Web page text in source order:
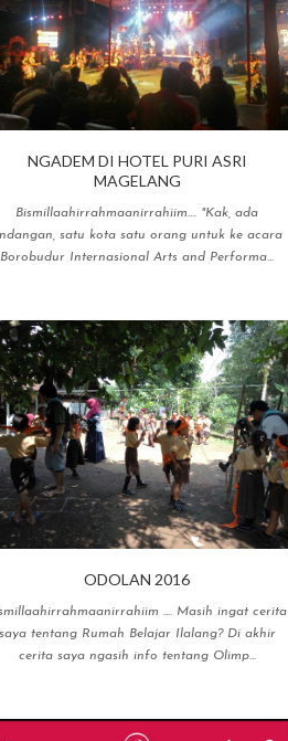
NGADEM DI HOTEL PURI ASRI
MAGELANG
Bismillaahirrahmaanirrahiim.... "Kak, ada
satu kota satu orang untuk ke acara
Borobudur Internasional Arts and Performa...
ODOLAN 2016
.... Masih ingat cerita
saya tentang Rumah Belajar Ilalang? Di akhir
cerita saya ngasih info tentang Olimp...